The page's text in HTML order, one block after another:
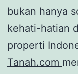
bukan hanya
kehati-hatian
properti
Tanah.com